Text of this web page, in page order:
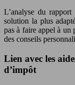
L’analyse du
solution la plus
pas à faire appel à un
des conseils
Lien avec les
d’impôt